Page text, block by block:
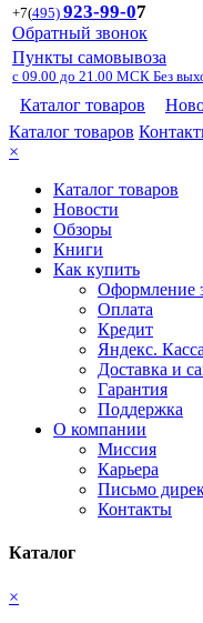
+7(495) 923-99-07
Обратный звонок
Пункты самовывоза
с 09.00 до 21.00 МСК Без
Каталог товаров
Каталог товаров
×
Каталог товаров
Новости
Обзоры
Книги
Как купить
Оформление
Оплата
Кредит
Яндекс. Касса
Доставка и
Гарантия
Поддержка
О компании
Миссия
Карьера
Письмо
Контакты
Каталог
×